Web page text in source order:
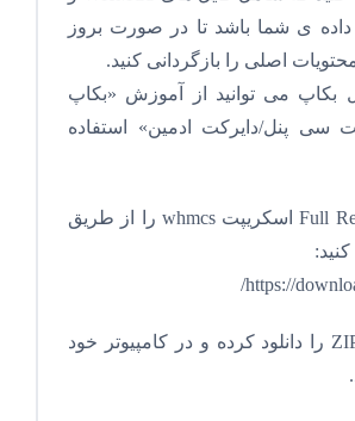
داده ی شما باشد تا در صورت بروز
اصلی را بازگردانی کنید.
بکاپ می توانید از آموزش «بکاپ
سی پنل/دایرکت ادمین» استفاده
نسخه ی Full Release اسکریپت whmcs را از طریق
کنید:
https://
فایل دانلودی ZIP را دانلود کرده و در کامپیوتر خود